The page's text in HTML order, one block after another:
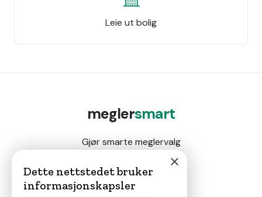
Leie ut bolig
meglersmart
Gjør smarte meglervalg
Magasin
×
Dette nettstedet bruker
informasjonskapsler